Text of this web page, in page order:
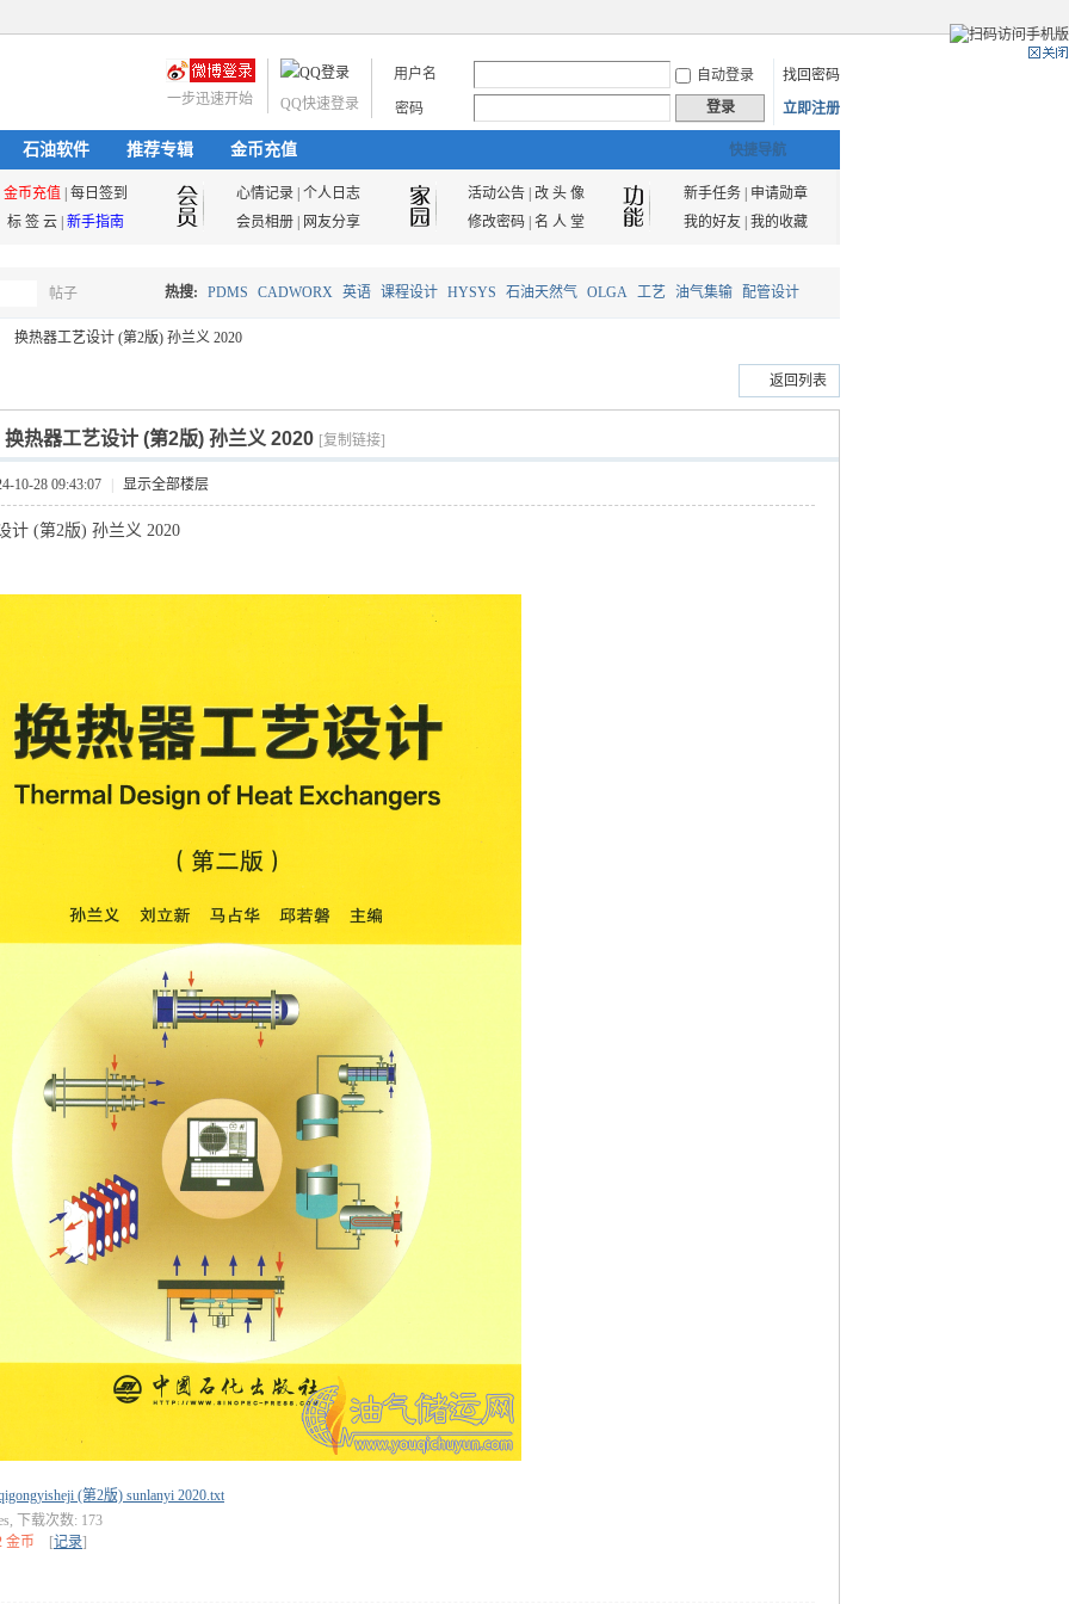
用户名 自动登录
找回密码
密码
登录 立即注册
QQ快速登录
一步迅速开始
快捷导航
石油软件 推荐专辑 金币充值
金币充值 每日签到 心情记录 个人日志 活动公告| 改 头 像 新手任务|
申请勋章
标 签 云 新手指南 会员相册 网友分享 修改密码| 名 人 堂 我的好友| 我的收藏
帖子
搜
索
热搜: PDMS CADWORX 英语 课程设计 HYSYS 石油天然气 OLGA 工艺 油气集输 配管设计
油气储运
换热器工艺设计 (第2版) 孙兰义 2020
返回列表
换热器工艺设计 (第2版) 孙兰义 2020 [复制链接]
10-28 09:43:07 显示全部楼层
计 (第2版) 孙兰义 2020
(第2版) sunlanyi 2020.txt
下载次数: 173
金币
[记录]